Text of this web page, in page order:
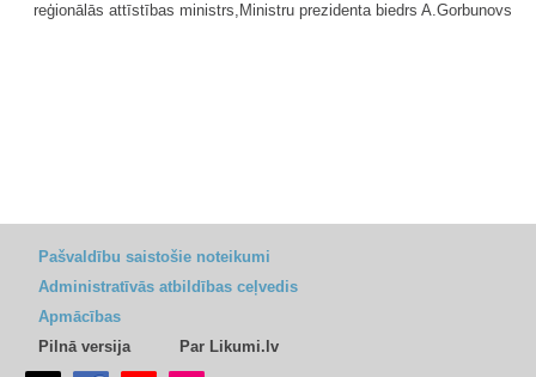
reģionālās attīstības ministrs,Ministru prezidenta biedrs A.Gorbunovs
Pašvaldību saistošie noteikumi
Administratīvās atbildības ceļvedis
Apmācības
Pilnā versija
Par Likumi.lv